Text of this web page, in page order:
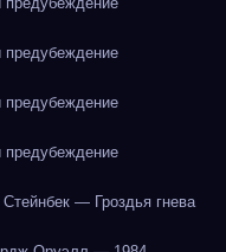
— Гроздья гнева